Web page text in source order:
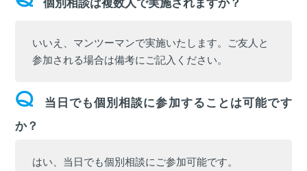
個別相談は複数人で実施されますか？
いいえ、マンツーマンで実施いたします。ご友人と
参加される場合は備考にご記入ください。
当日でも個別相談に参加することは可能です
か？
はい、当日でも個別相談にご参加可能です。